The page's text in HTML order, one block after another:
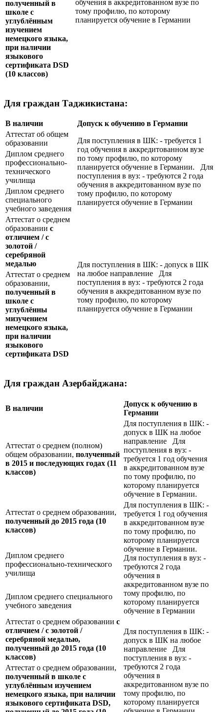
обучения в аккредитованном вузе по
тому профилю, по которому
планируется обучение в Германии
полученный в
школе с
углублённым
изучением
немецкого языка,
при наличии
языкового
сертификата DSD
(10 классов)
Для граждан Таджикистана:
В наличии
Допуск к обучению в Германии
Аттестат об общем
образовании
Для поступления в ШК: - требуется 1
год обучения в аккредитованном вузе
по тому профилю, по которому
планируется обучение в Германии. Для
поступления в вуз: - требуются 2 года
обучения в аккредитованном вузе по
тому профилю, по которому
планируется обучение в Германии
Диплом среднего
профессионально-
технического
училища
Диплом среднего
специального
учебного заведения
Аттестат о среднем
образовании с
отличием / с
золотой /
серебряной
медалью
Для поступления в ШК: - допуск в ШК
на любое направление Для
поступления в вуз: - требуются 2 года
обучения в аккредитованном вузе по
тому профилю, по которому
планируется обучение в Германии
Аттестат о среднем
образовании,
полученный в
школе с
углублённы
мизучением
немецкого языка,
при наличии
языкового
сертификата DSD
Для граждан Азербайджана:
В наличии
Допуск к обучению в
Германии
Аттестат о среднем (полном)
общем образовании, полученный
в 2015 и последующих годах (11
классов)
Для поступления в ШК: -
допуск в ШК на любое
направление Для
поступления в вуз: -
требуется 1 год обучения
в аккредитованном вузе
по тому профилю, по
которому планируется
обучение в Германии.
Аттестат о среднем образовании,
полученный до 2015 года (10
классов)
Для поступления в ШК: -
требуется 1 год обучения
в аккредитованном вузе
по тому профилю, по
которому планируется
обучение в Германии.
Для поступления в вуз: -
требуются 2 года
обучения в
аккредитованном вузе по
тому профилю, по
которому планируется
обучение в Германии
Диплом среднего
профессионально-технического
училища
Диплом среднего специального
учебного заведения
Аттестат о среднем образовании с
отличием / с золотой /
серебряной медалью,
полученный до 2015 года (10
классов)
Для поступления в ШК: -
допуск в ШК на любое
направление Для
поступления в вуз: -
требуются 2 года
обучения в
аккредитованном вузе по
тому профилю, по
которому планируется
Аттестат о среднем образовании,
полученный в школе с
углублённым изучением
немецкого языка, при наличии
языкового сертификата DSD,